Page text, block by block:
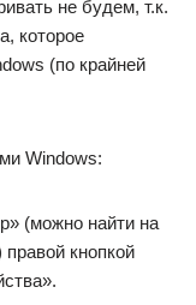
не будем, т.к.
которое
(по крайней
Windows:
(можно найти на
кнопкой